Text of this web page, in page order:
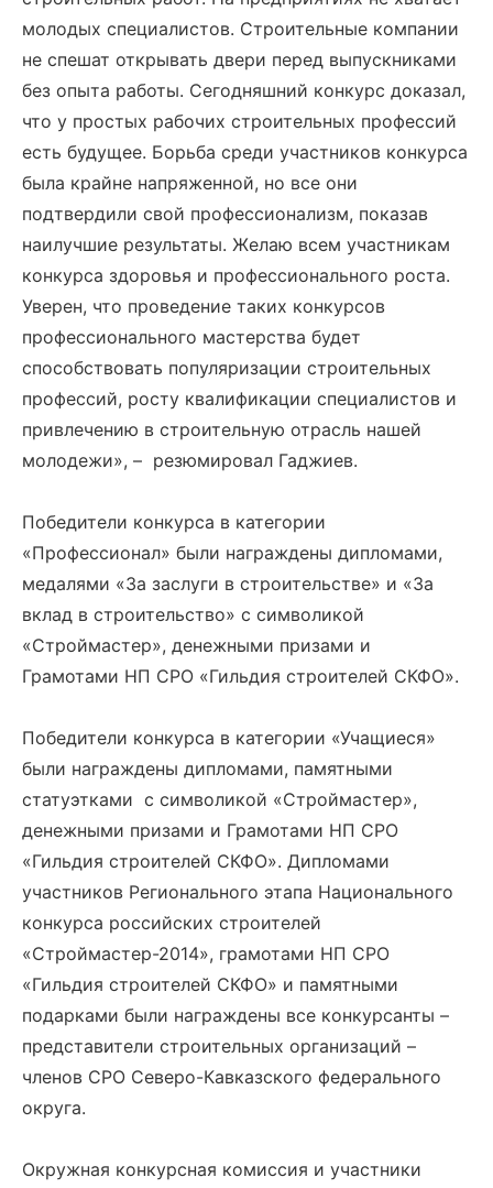
молодых специалистов. Строительные компании
не спешат открывать двери перед выпускниками
без опыта работы. Сегодняшний конкурс доказал,
что у простых рабочих строительных профессий
есть будущее. Борьба среди участников конкурса
была крайне напряженной, но все они
подтвердили свой профессионализм, показав
наилучшие результаты. Желаю всем участникам
конкурса здоровья и профессионального роста.
Уверен, что проведение таких конкурсов
профессионального мастерства будет
способствовать популяризации строительных
профессий, росту квалификации специалистов и
привлечению в строительную отрасль нашей
молодежи», – резюмировал Гаджиев.
Победители конкурса в категории
«Профессионал» были награждены дипломами,
медалями «За заслуги в строительстве» и «За
вклад в строительство» с символикой
«Строймастер», денежными призами и
Грамотами НП СРО «Гильдия строителей СКФО».
Победители конкурса в категории «Учащиеся»
были награждены дипломами, памятными
статуэтками с символикой «Строймастер»,
денежными призами и Грамотами НП СРО
«Гильдия строителей СКФО». Дипломами
участников Регионального этапа Национального
конкурса российских строителей
«Строймастер-2014», грамотами НП СРО
«Гильдия строителей СКФО» и памятными
подарками были награждены все конкурсанты –
представители строительных организаций –
членов СРО Северо-Кавказского федерального
округа.
Окружная конкурсная комиссия и участники